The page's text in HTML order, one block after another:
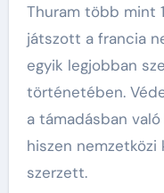
Thuram több mint
játszott a francia
egyik legjobban
történetében.
a támadásban
hiszen
szerzett.